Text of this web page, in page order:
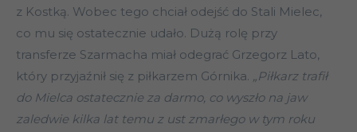
z Kostką. Wobec tego chciał odejść do Stali Mielec,
co mu się ostatecznie udało. Dużą rolę przy
transferze Szarmacha miał odegrać Grzegorz Lato,
który przyjaźnił się z piłkarzem Górnika. „Piłkarz trafił
do Mielca ostatecznie za darmo, co wyszło na jaw
zaledwie kilka lat temu z ust zmarłego w tym roku